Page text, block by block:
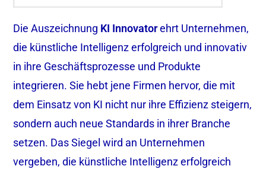
Die Auszeichnung KI Innovatorehrt Unternehmen,
die künstliche Intelligenz erfolgreich und innovativ
in ihre Geschäftsprozesse und Produkte
integrieren. Sie hebt jene Firmen hervor, die mit
dem Einsatz von KI nicht nur ihre Effizienz steigern,
sondern auch neue Standards in ihrer Branche
setzen. Das Siegel wird an Unternehmen
vergeben, die künstliche Intelligenz erfolgreich